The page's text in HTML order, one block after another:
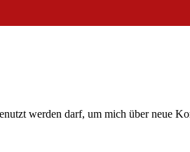
werden darf, um mich über neue